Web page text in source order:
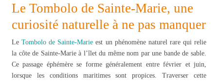
Le Tombolo de Sainte-Marie, une
curiosité naturelle à ne pas manquer
LeTombolo de Sainte-Marie est un phénomène naturel rare qui relie
la côte de Sainte-Marie à l’îlet du même nom par une bande de sable.
Ce passage éphémère se forme généralement entre février et juin,
lorsque les conditions maritimes sont propices. Traverser cette